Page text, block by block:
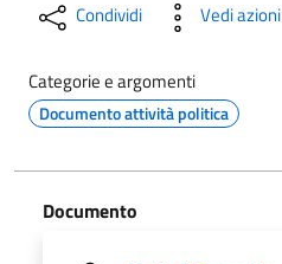
Condividi Vedi azioni
Categorie e argomenti
Documento attività politica
Documento